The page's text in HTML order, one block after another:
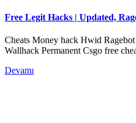
Free Legit Hacks | Updated,
Cheats Money hack Hwid
Wallhack Permanent Csgo free
Devamı